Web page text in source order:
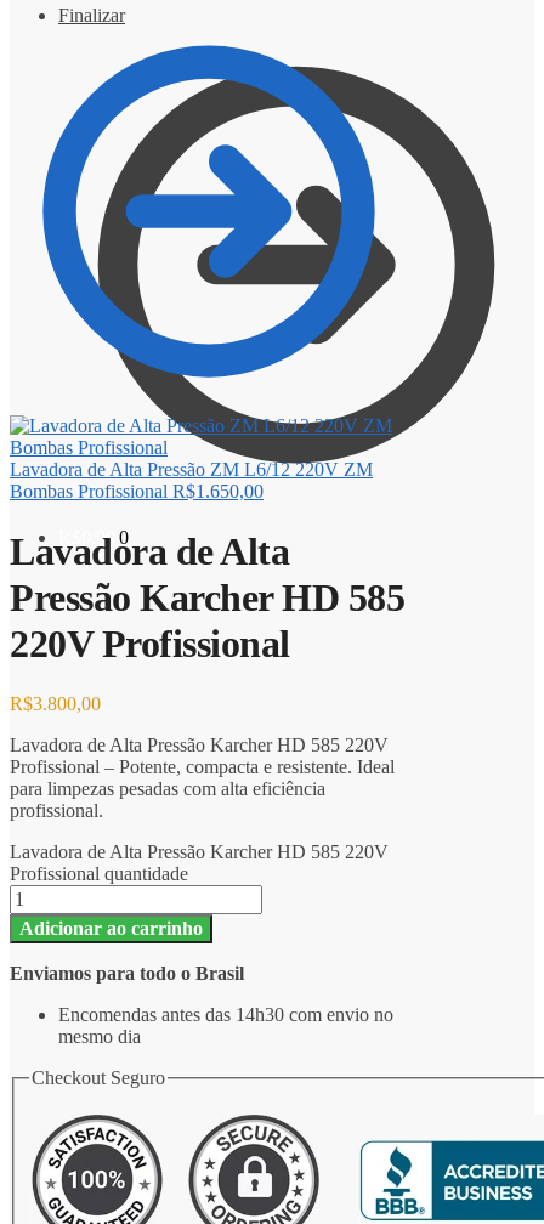
Finalizar
0,00 0
Lavadora de Alta Pressão ZM L6/12 220V ZM
Bombas Profissional R$1.650,00
Lavadora de Alta
Pressão Karcher HD 585
220V Profissional
R$3.800,00
Lavadora de Alta Pressão Karcher HD 585 220V
Profissional – Potente, compacta e resistente. Ideal
para limpezas pesadas com alta eficiência
profissional.
Lavadora de Alta Pressão Karcher HD 585 220V
Profissional quantidade
Adicionar ao carrinho
Enviamos para todo o Brasil
Encomendas antes das 14h30 com envio no
mesmo dia
Checkout Seguro